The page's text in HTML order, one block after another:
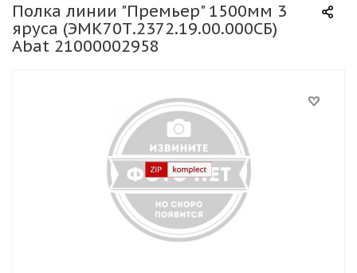
Полка линии "Премьер" 1500мм 3
яруса (ЭМК70Т.2372.19.00.000СБ)
Abat 21000002958